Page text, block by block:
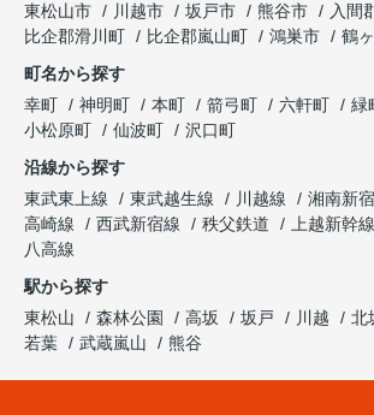
東松山市
川越市 坂戸市 熊谷市
入間
比企郡滑川町
比企郡嵐山町 鴻巣市 鶴
町名から探す
幸町
神明町 本町 箭弓町 六軒町 緑
小松原町
仙波町
沢口町
沿線から探す
東武東上線
東武越生線 川越線
湘南新
高崎線
西武新宿線 秩父鉄道 上越新幹線
八高線
駅から探す
東松山
森林公園 高坂 坂戸 川越 北
若葉
武蔵嵐山 熊谷